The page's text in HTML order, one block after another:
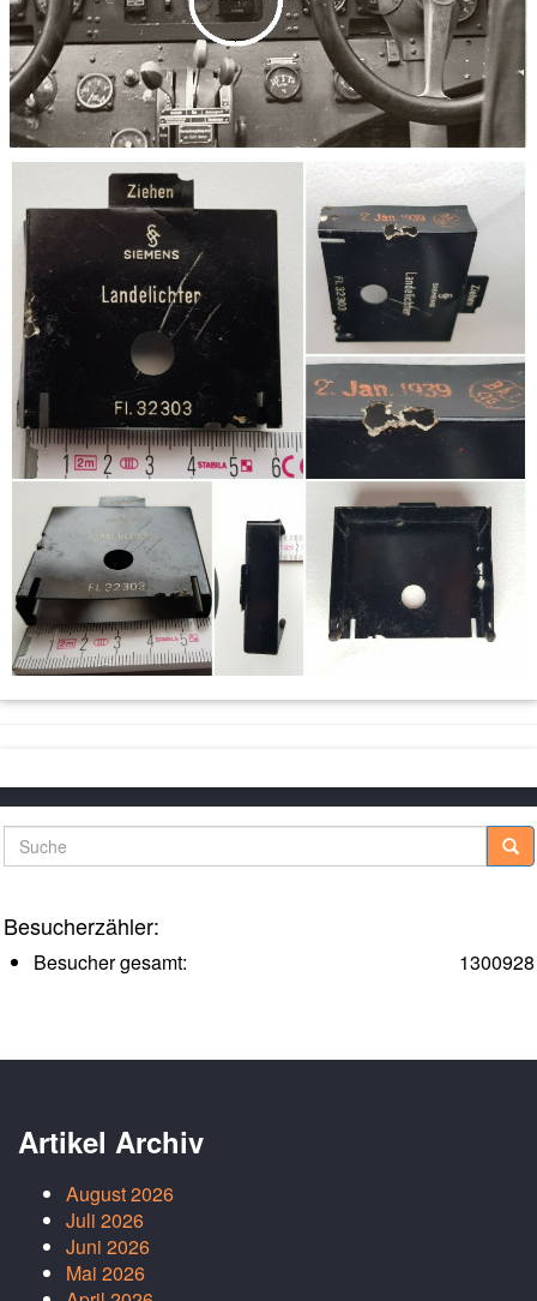
Suche
Besucherzähler:
1300928
Besucher gesamt:
Artikel Archiv
August 2026
Juli 2026
Juni 2026
Mai 2026